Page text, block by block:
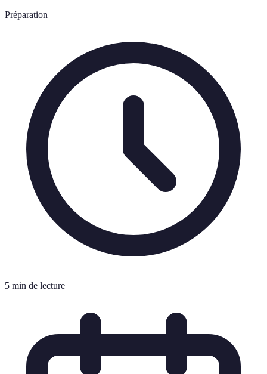
Préparation
5 min de lecture